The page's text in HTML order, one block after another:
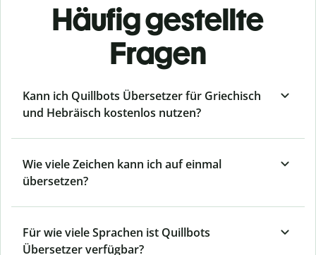
Häufig gestellte
Fragen
Kann ich Quillbots Übersetzer für Griechisch
und Hebräisch kostenlos nutzen?
Wie viele Zeichen kann ich auf einmal
übersetzen?
Für wie viele Sprachen ist Quillbots
Übersetzer verfügbar?